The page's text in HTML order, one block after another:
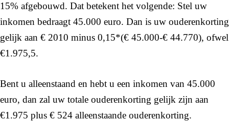
15% afgebouwd. Dat betekent het volgende: Stel uw
inkomen bedraagt 45.000 euro. Dan is uw ouderenkorting
gelijk aan € 2010 minus 0,15*(€ 45.000-€ 44.770), ofwel
€1.975,5.
Bent u alleenstaand en hebt u een inkomen van 45.000
euro, dan zal uw totale ouderenkorting gelijk zijn aan
€1.975 plus € 524 alleenstaande ouderenkorting.